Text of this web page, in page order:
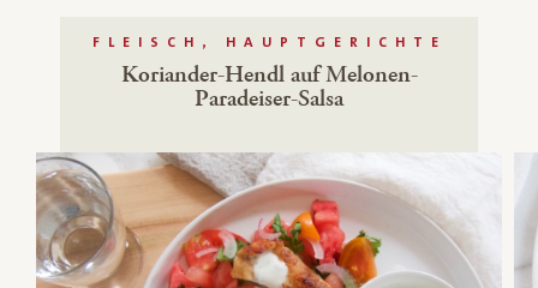
FLEISCH, HAUPTGERICHTE
Koriander-Hendl auf Melonen-
Paradeiser-Salsa